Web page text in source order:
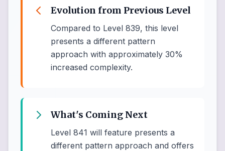
Evolution from Previous Level
Compared to Level 839, this level
presents a different pattern
approach with approximately 30%
increased complexity.
What's Coming Next
Level 841 will feature presents a
different pattern approach and offers